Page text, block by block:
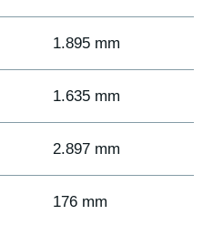
1.895 mm
1.635 mm
2.897 mm
176 mm